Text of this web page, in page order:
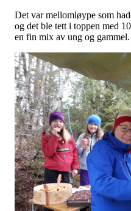
Det var mellomløype som
og det ble tett i toppen med
en fin mix av ung og gammel.